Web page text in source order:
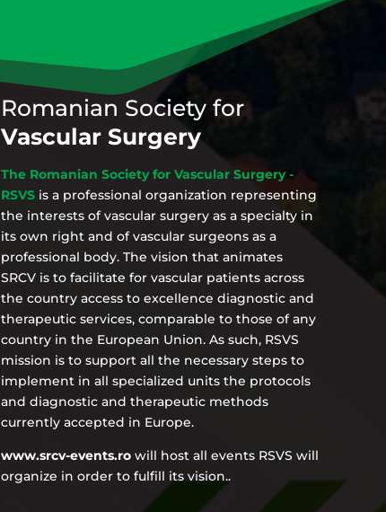
Romanian Society for
Vascular Surgery
The Romanian Society for Vascular Surgery -
RSVS is a professional organization representing
the interests of vascular surgery as a specialty in
its own right and of vascular surgeons as a
professional body. The vision that animates
SRCV is to facilitate for vascular patients across
the country access to excellence diagnostic and
therapeutic services, comparable to those of any
country in the European Union. As such, RSVS
mission is to support all the necessary steps to
implement in all specialized units the protocols
and diagnostic and therapeutic methods
currently accepted in Europe.
www.srcv-events.ro will host all events RSVS will
organize in order to fulfill its vision..